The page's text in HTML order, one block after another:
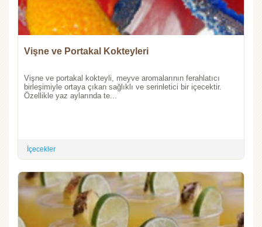
Vişne ve Portakal Kokteyleri
Vişne ve portakal kokteyli, meyve aromalarının ferahlatıcı
birleşimiyle ortaya çıkan sağlıklı ve serinletici bir içecektir.
Özellikle yaz aylarında te...
İçecekler